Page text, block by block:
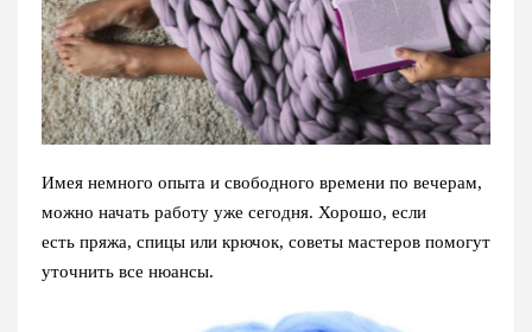
Имея немного опыта и свободного времени по вечерам,
можно начать работу уже сегодня. Хорошо, если
есть пряжа, спицы или крючок, советы мастеров помогут
уточнить все нюансы.